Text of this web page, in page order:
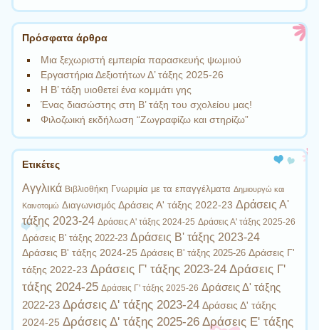
Πρόσφατα άρθρα
Μια ξεχωριστή εμπειρία παρασκευής ψωμιού
Εργαστήρια Δεξιοτήτων Δ’ τάξης 2025-26
Η Β’ τάξη υιοθετεί ένα κομμάτι γης
Ένας διασώστης στη Β’ τάξη του σχολείου μας!
Φιλοζωική εκδήλωση “Ζωγραφίζω και στηρίζω”
Ετικέτες
Αγγλικά Βιβλιοθήκη Γνωριμία με τα επαγγέλματα Δημιουργώ και
Καινοτομώ Διαγωνισμός Δράσεις Α' τάξης 2022-23 Δράσεις Α'
τάξης 2023-24 Δράσεις Α' τάξης 2024-25 Δράσεις Α' τάξης 2025-26
Δράσεις Β' τάξης 2022-23 Δράσεις Β' τάξης 2023-24
Δράσεις Β' τάξης 2024-25 Δράσεις Β' τάξης 2025-26 Δράσεις Γ'
τάξης 2022-23 Δράσεις Γ' τάξης 2023-24 Δράσεις Γ'
τάξης 2024-25 Δράσεις Γ' τάξης 2025-26 Δράσεις Δ' τάξης
2022-23 Δράσεις Δ' τάξης 2023-24 Δράσεις Δ' τάξης
2024-25 Δράσεις Δ' τάξης 2025-26 Δράσεις Ε' τάξης